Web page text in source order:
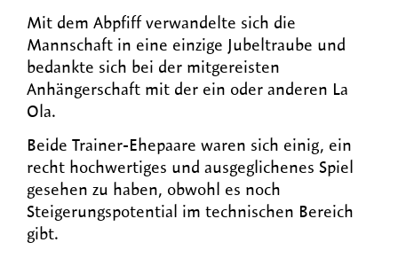
Mit dem Abpfiff verwandelte sich die
Mannschaft in eine einzige Jubeltraube und
bedankte sich bei der mitgereisten
Anhängerschaft mit der ein oder anderen La
Ola.
Beide Trainer-Ehepaare waren sich einig, ein
recht hochwertiges und ausgeglichenes Spiel
gesehen zu haben, obwohl es noch
Steigerungspotential im technischen Bereich
gibt.